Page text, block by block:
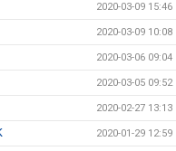
2020-03-09 15:46
2020-03-09 10:08
2020-03-06 09:04
2020-03-05 09:52
2020-02-27 13:13
2020-01-29 12:59